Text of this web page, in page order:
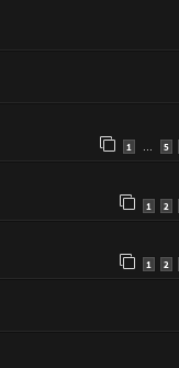
1 … 5
1 2
1 2